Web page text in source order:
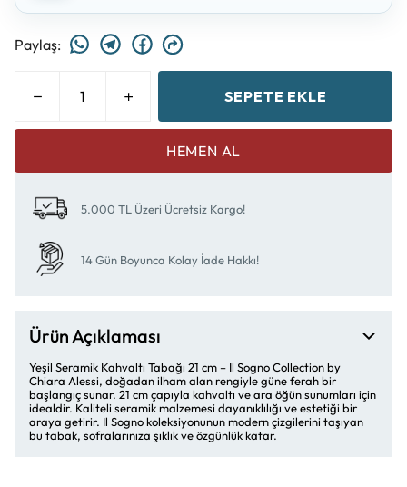
Paylaş:
SEPETE EKLE
HEMEN AL
5.000 TL Üzeri Ücretsiz Kargo!
14 Gün Boyunca Kolay İade Hakkı!
Ürün Açıklaması
Yeşil Seramik Kahvaltı Tabağı 21 cm – Il Sogno Collection by
Chiara Alessi, doğadan ilham alan rengiyle güne ferah bir
başlangıç sunar. 21 cm çapıyla kahvaltı ve ara öğün sunumları için
idealdir. Kaliteli seramik malzemesi dayanıklılığı ve estetiği bir
araya getirir. Il Sogno koleksiyonunun modern çizgilerini taşıyan
bu tabak, sofralarınıza şıklık ve özgünlük katar.